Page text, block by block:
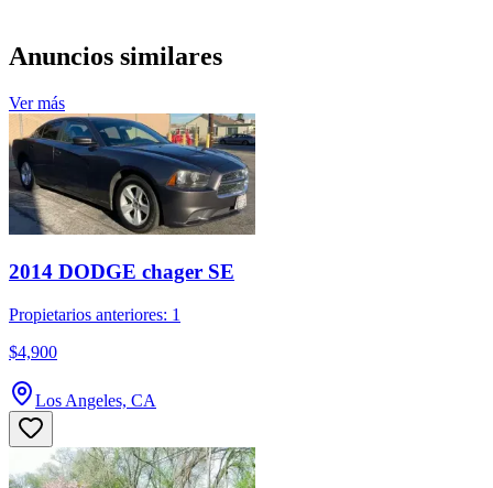
Anuncios similares
Ver más
2014 DODGE chager SE
Propietarios anteriores: 1
$4,900
Los Angeles, CA